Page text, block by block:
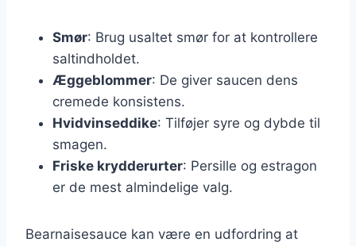
Smør: Brug usaltet smør for at kontrollere
saltindholdet.
Æggeblommer: De giver saucen dens
cremede konsistens.
Hvidvinseddike: Tilføjer syre og dybde til
smagen.
Friske krydderurter: Persille og estragon
er de mest almindelige valg.
Bearnaisesauce kan være en udfordring at